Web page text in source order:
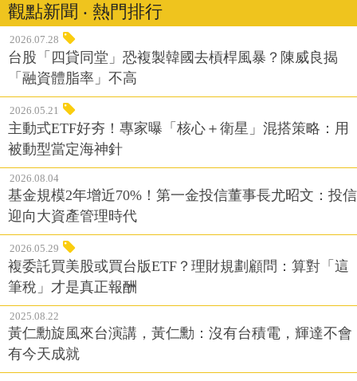
觀點新聞 ‧ 熱門排行
2026.07.28
台股「四貸同堂」恐複製韓國去槓桿風暴？陳威良揭
「融資體脂率」不高
2026.05.21
主動式ETF好夯！專家曝「核心＋衛星」混搭策略：用
被動型當定海神針
2026.08.04
基金規模2年增近70%！第一金投信董事長尤昭文：投信
迎向大資產管理時代
2026.05.29
複委託買美股或買台版ETF？理財規劃顧問：算對「這
筆稅」才是真正報酬
2025.08.22
黃仁勳旋風來台演講，黃仁勳：沒有台積電，輝達不會
有今天成就